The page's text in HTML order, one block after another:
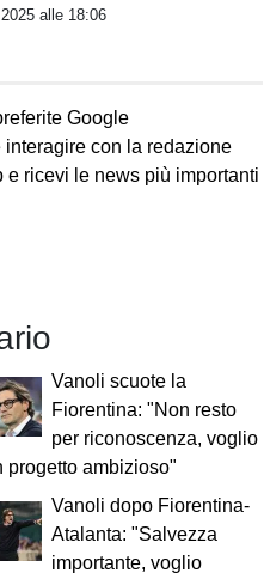
alle 18:06
Google
con la redazione
e ricevi le news più importanti
Vanoli scuote la
Fiorentina: "Non resto
per riconoscenza, voglio
progetto ambizioso"
Vanoli dopo Fiorentina-
Atalanta: "Salvezza
importante, voglio